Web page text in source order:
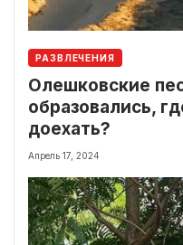
РАЗВЛЕЧЕНИЯ
Олешковские
образовались,
доехать?
Апрель 17, 2024